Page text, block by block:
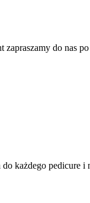
do nas
każdego